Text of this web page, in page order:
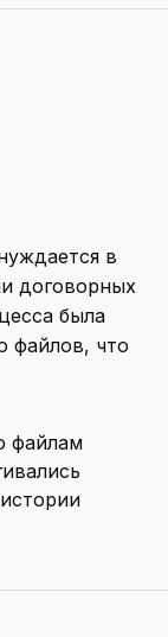
в
договорных
была
файлов, что
файлам